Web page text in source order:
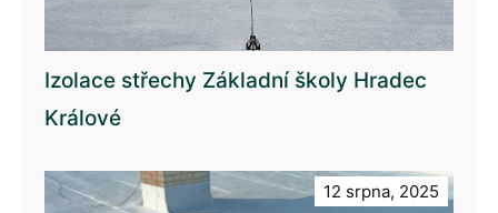
Izolace střechy Základní školy Hradec
Králové
12 srpna, 2025